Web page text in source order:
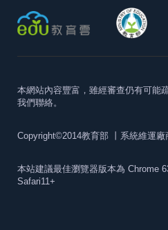
本網站內容豐富，雖經審查仍有可能
我們聯絡。
Copyright©2014教育部 丨系統維運
本站建議最佳瀏覽器版本為 Chrome
Safari11+